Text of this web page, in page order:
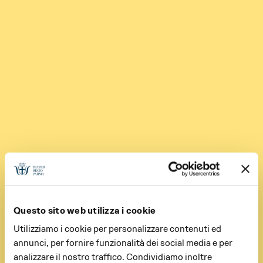
Questo sito web utilizza i cookie
Utilizziamo i cookie per personalizzare contenuti ed
annunci, per fornire funzionalità dei social media e per
analizzare il nostro traffico. Condividiamo inoltre